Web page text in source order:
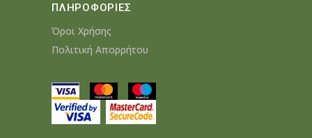
ΠΛΗΡΟΦΟΡΙΕΣ
Όροι Χρήσης
Πολιτική Απορρήτου